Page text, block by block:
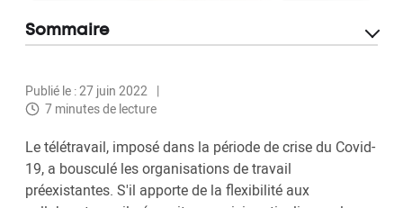
Publié le : 27 juin 2022
7 minutes de lecture
Le télétravail, imposé dans la période de crise du Covid-
19, a bousculé les organisations de travail
préexistantes. S'il apporte de la flexibilité aux
Sommaire